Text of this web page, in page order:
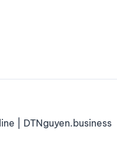
| DTNguyen.business